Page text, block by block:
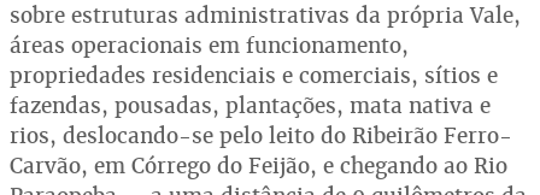
sobre estruturas administrativas da própria Vale,
áreas operacionais em funcionamento,
propriedades residenciais e comerciais, sítios e
fazendas, pousadas, plantações, mata nativa e
rios, deslocando-se pelo leito do Ribeirão Ferro-
Carvão, em Córrego do Feijão, e chegando ao Rio